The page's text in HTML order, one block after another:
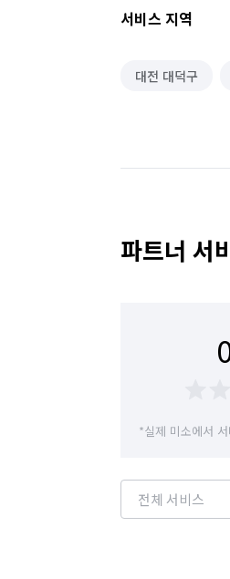
서비스 지역
대전 대덕구
파트너 서
*실제 미소에서